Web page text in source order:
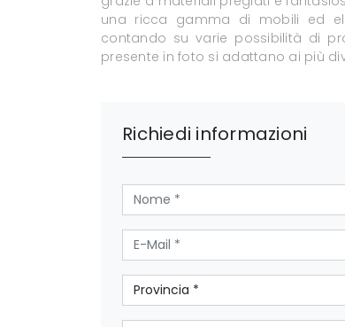
una ricca gamma di mobili ed
contando su varie possibilità di
presente in foto si adattano ai più
Richiedi informazioni